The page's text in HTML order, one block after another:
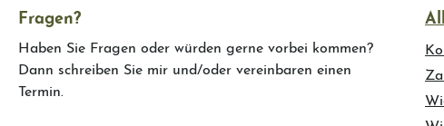
Fragen?
Haben Sie Fragen oder würden gerne vorbei kommen?
Dann schreiben Sie mir und/oder vereinbaren einen
Termin.